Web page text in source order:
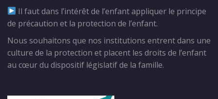
Il faut dans l’intérêt de l’enfant appliquer le principe
de précaution et la protection de l’enfant.
Nous souhaitons que nos institutions entrent dans une
culture de la protection et placent les droits de l’enfant
au cœur du dispositif législatif de la famille.